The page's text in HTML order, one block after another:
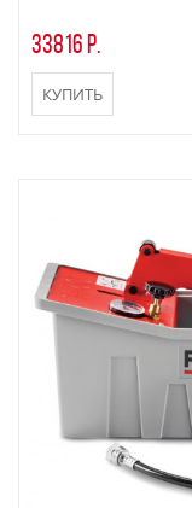
33816 р.
КУПИТЬ